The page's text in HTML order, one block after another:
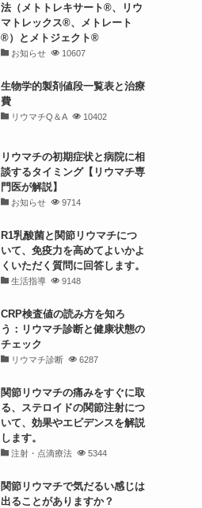
法（メトトレキサート®、リウ
マトレックス®、メトレート
®）とメトジェクト®
お知らせ 10607
生物学的製剤値段一覧表と治療
費
リウマチQ＆A 10402
リウマチの初期症状と病院に相
談するタイミング【リウマチ専
門医が解説】
お知らせ 9714
R1乳酸菌と関節リウマチにつ
いて、免疫力を高めてよいかよ
くいただく質問に回答します。
生活指導 9148
CRP検査値の読み方を知ろ
う：リウマチ診断と健康状態の
チェック
リウマチ診断 6287
関節リウマチの痛みをすぐに取
る、ステロイドの関節注射につ
いて、効果やエビデンスを解説
します。
注射・点滴療法 5344
関節リウマチで気だるい感じは
出ることがありますか？